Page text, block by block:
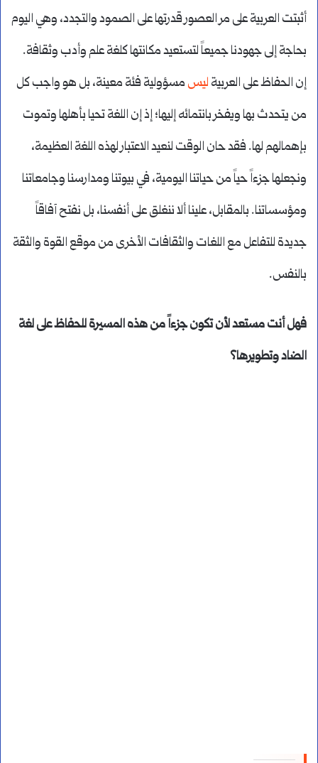
أثبتت العربية على مر العصور قدرتها على الصمود والتجدد، وهي اليوم
بحاجة إلى جهودنا جميعاً لتستعيد مكانتها كلغة علم وأدب وثقافة.
إن الحفاظ على العربية ليس مسؤولية فئة معينة، بل هو واجب كل
من يتحدث بها ويفخر بانتمائه إليها؛ إذ إن اللغة تحيا بأهلها وتموت
بإهمالهم لها. فقد حان الوقت لنعيد الاعتبار لهذه اللغة العظيمة،
ونجعلها جزءاً حياً من حياتنا اليومية، في بيوتنا ومدارسنا وجامعاتنا
ومؤسساتنا. بالمقابل، علينا ألا ننغلق على أنفسنا، بل نفتح آفاقاً
جديدة للتفاعل مع اللغات والثقافات الأخرى من موقع القوة والثقة
بالنفس.
فهل أنت مستعد لأن تكون جزءاً من هذه المسيرة للحفاظ على لغة
الضاد وتطويرها؟